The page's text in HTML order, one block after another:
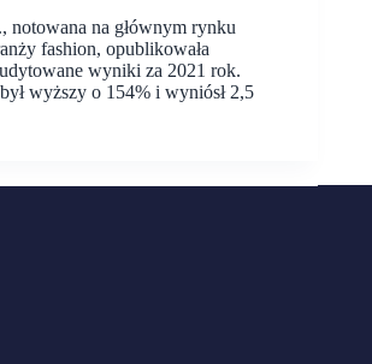
notowana na głównym rynku
fashion, opublikowała
wyniki za 2021 rok.
wyższy o 154% i wyniósł 2,5